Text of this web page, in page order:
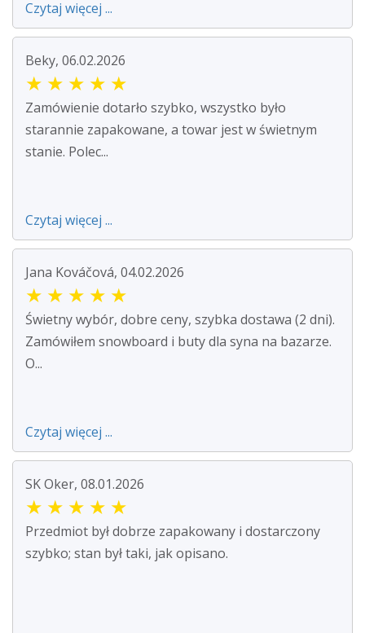
Czytaj więcej ...
Beky, 06.02.2026
★ ★ ★ ★ ★
Zamówienie dotarło szybko, wszystko było
starannie zapakowane, a towar jest w świetnym
stanie. Polec...
Czytaj więcej ...
Jana Kováčová, 04.02.2026
★ ★ ★ ★ ★
Świetny wybór, dobre ceny, szybka dostawa (2 dni).
Zamówiłem snowboard i buty dla syna na bazarze.
O...
Czytaj więcej ...
SK Oker, 08.01.2026
★ ★ ★ ★ ★
Przedmiot był dobrze zapakowany i dostarczony
szybko; stan był taki, jak opisano.